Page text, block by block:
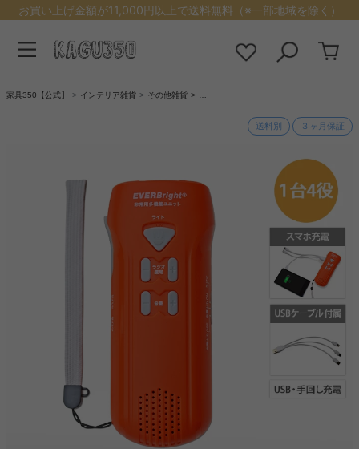
お買い上げ金額が11,000円以上で送料無料（※一部地域を除く）
家具350【公式】 インテリア雑貨 その他雑貨
送料別 ３ヶ月保証